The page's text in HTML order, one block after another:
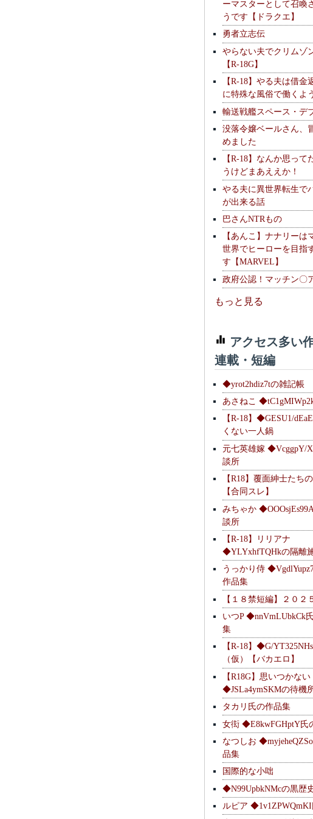
ーマスターとして召喚
うです【ドラクエ】
勇者立志伝
やらない夫でクリムゾ
【R-18G】
【R-18】やる夫は借金
に特殊な風俗で働くよ
輸送戦艦スペース・デ
没落令嬢ベールさん、
めました
【R-18】なんか思って
うけどまあええか！
やる夫に異世界転生で
が出来る話
巴さんNTRもの
【あんこ】ナナリーは
世界でヒーローを目指
す【MARVEL】
政府公認！マッチン〇
もっと見る
アクセス多い
連載・短編
◆yrot2hdiz7tの雑記帳
あさねこ
【R-18】◆GESU1/
くない一人鍋
元七英雄嫁 ◆VcggpY/
談所
【R18】覆面紳士たち
【合同スレ】
みちゃか
談所
【R-18】リリアナ
◆YLYxhfTQHkの隔離
うっかり侍
作品集
【１８禁短編】２０２
いつP ◆nnVmLUbkCk
集
【R-18】◆G/
（仮）【バカエロ】
【R18G】思いつかない
◆JSLa4ymSKMの待機
タカリ氏の作品集
女衒 ◆E8kwFGHptY氏
なつしお
品集
国際的な小咄
◆N99UpbkNMcの黒歴
ルピア